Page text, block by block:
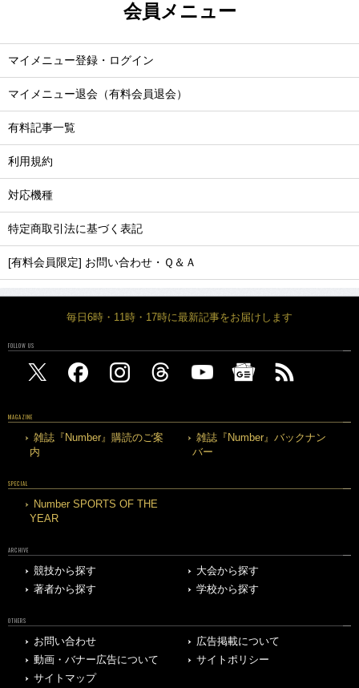
会員メニュー
マイメニュー登録・ログイン
マイメニュー退会（有料会員退会）
有料記事一覧
利用規約
対応機種
特定商取引法に基づく表記
[有料会員限定] お問い合わせ・Ｑ＆Ａ
毎日6時・11時・17時に最新記事をお届けします
FOLLOW US
MAGAZINE
雑誌『Number』購読のご案
内
雑誌『Number』バックナン
バー
SPECIAL
Number SPORTS OF THE
YEAR
ARCHIVE
競技から探す
大会から探す
著者から探す
学校から探す
OTHERS
お問い合わせ
広告掲載について
動画・バナー広告について
サイトポリシー
サイトマップ